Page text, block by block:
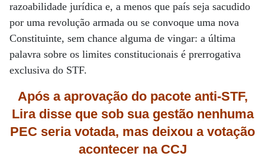
razoabilidade jurídica e, a menos que país seja sacudido
por uma revolução armada ou se convoque uma nova
Constituinte, sem chance alguma de vingar: a última
palavra sobre os limites constitucionais é prerrogativa
exclusiva do STF.
Após a aprovação do pacote anti-STF,
Lira disse que sob sua gestão nenhuma
PEC seria votada, mas deixou a votação
acontecer na CCJ